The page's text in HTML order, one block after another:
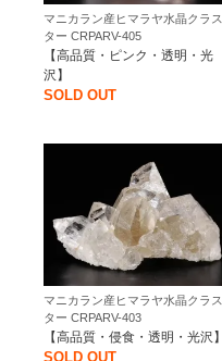
マニカラン産ヒマラヤ水晶クラス
ター CRPARV-405
【高品質・ピンク・透明・光
沢】
SOLD OUT
マニカラン産ヒマラヤ水晶クラス
ター CRPARV-403
【高品質・侵食・透明・光沢】
SOLD OUT